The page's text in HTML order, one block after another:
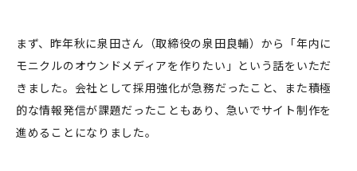
まず、昨年秋に泉田さん（取締役の泉田良輔）から「年内に
モニクルのオウンドメディアを作りたい」という話をいただ
きました。会社として採用強化が急務だったこと、また積極
的な情報発信が課題だったこともあり、急いでサイト制作を
進めることになりました。